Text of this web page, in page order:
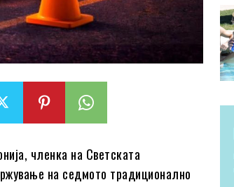
членка на Светската
на седмото традиционално